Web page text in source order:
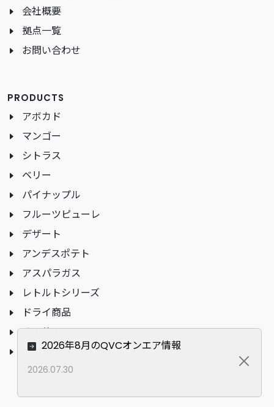
会社概要
拠点一覧
お問い合わせ
PRODUCTS
アボカド
マンゴー
シトラス
ベリー
パイナップル
フルーツピューレ
デザート
アンデスポテト
アスパラガス
レトルトシリーズ
ドライ商品
その他のフルーツ
その他の野菜
2026年8月のQVCオンエア情報
2026.07.30 Close